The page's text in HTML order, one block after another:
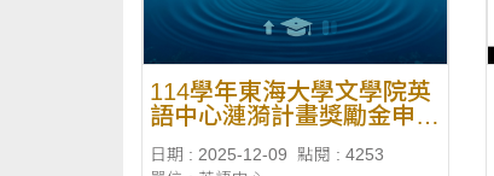
114學年東海大學文學院英
語中心漣漪計畫獎勵金申領
日期 : 2025-12-09
點閱 : 4253